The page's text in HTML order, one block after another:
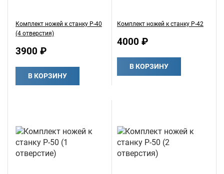
Комплект ножей к станку Р-40
(4 отверстия)
3900 ₽
В КОРЗИНУ
Комплект ножей к станку Р-42
4000 ₽
В КОРЗИНУ